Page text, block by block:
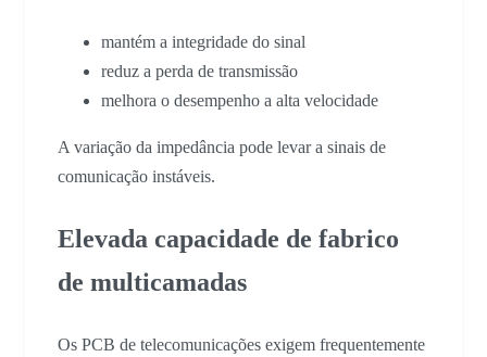
mantém a integridade do sinal
reduz a perda de transmissão
melhora o desempenho a alta velocidade
A variação da impedância pode levar a sinais de
comunicação instáveis.
Elevada capacidade de fabrico
de multicamadas
Os PCB de telecomunicações exigem frequentemente